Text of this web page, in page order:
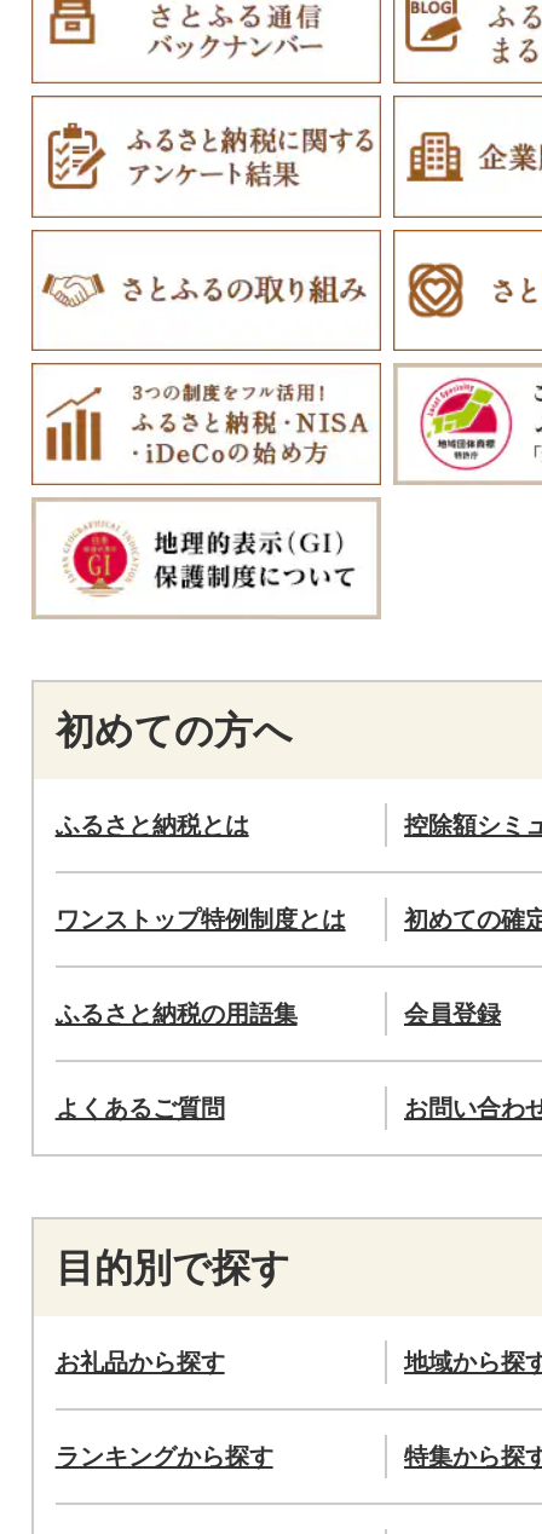
初めての方へ
ふるさと納税とは 控除額シミ
ワンストップ特例制度とは 初めての確
ふるさと納税の用語集 会員登録
よくあるご質問 お問い合わ
目的別で探す
お礼品から探す 地域から探
ランキングから探す 特集から探